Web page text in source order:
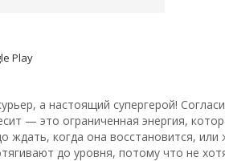
Play
а настоящий супергерой!
— это ограниченная энергия,
когда она восстановится, или
до уровня, потому что не